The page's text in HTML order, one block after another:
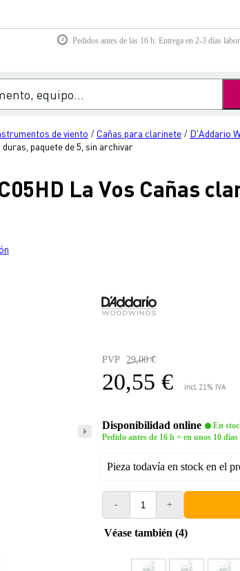
Pedidos antes de las 16 h: Entrega en 2-3 días
de viento / Cañas para clarinete / D'Addario
paquete de 5, sin archivar
La Vos Cañas
PVP 29,00 €
20,55 € incl. 21% IVA
Disponibilidad online
En
Pedido antes de 16 h = en unos 10
Pieza todavía en stock en el
- +
Véase también (4)